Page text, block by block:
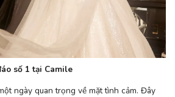
số 1 tại Camile
ngày quan trọng về mặt tình cảm. Đây